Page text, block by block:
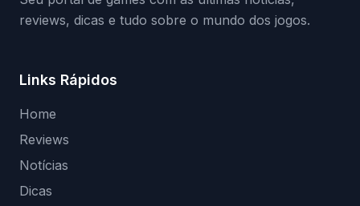
reviews, dicas e tudo sobre o mundo dos jogos.
Links Rápidos
Home
Reviews
Notícias
Dicas